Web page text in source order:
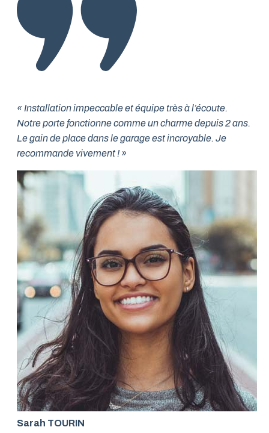
« Installation impeccable et équipe très à l’écoute.
Notre porte fonctionne comme un charme depuis 2 ans.
Le gain de place dans le garage est incroyable. Je
recommande vivement ! »
Sarah TOURIN